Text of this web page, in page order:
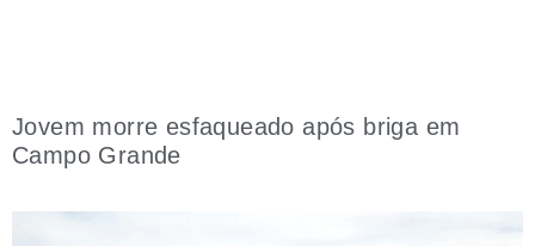
Jovem morre esfaqueado após briga em
Campo Grande